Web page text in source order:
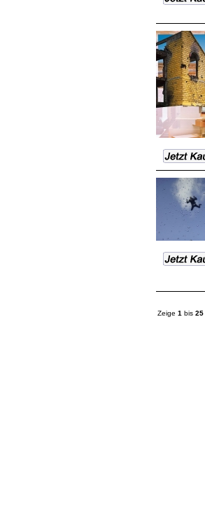
Zeige 1 bis 25